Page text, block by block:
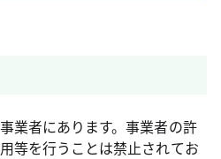
業者にあります。事業者の許
等を行うことは禁止されてお